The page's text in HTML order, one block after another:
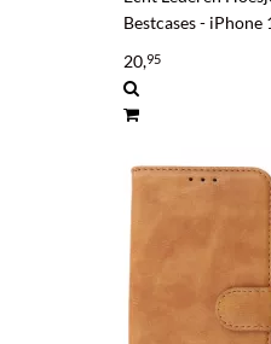
Bestcases - iPhone
20,95